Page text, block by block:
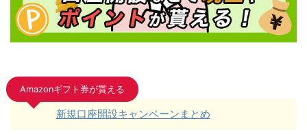
Amazonギフト券が貰える
新規口座開設キャンペーンまとめ